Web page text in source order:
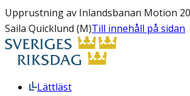
Upprustning av Inlandsbanan Motion
Saila Quicklund (M)Till innehåll på sidan
Lättläst